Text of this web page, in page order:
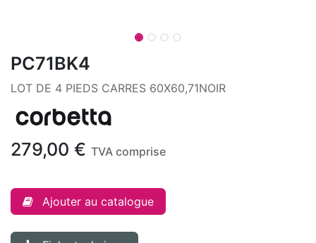
PC71BK4
LOT DE 4 PIEDS CARRES 60X60,71NOIR
279,00 € TVA comprise
Ajouter au catalogue